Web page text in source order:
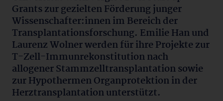
Grants zur gezielten Förderung junger
Wissenschafter:innen im Bereich der
Transplantationsforschung. Emilie Han und
Laurenz Wolner werden für ihre Projekte zur
T-Zell-Immunrekonstitution nach
allogener Stammzelltransplantation sowie
zur Hypothermen Organprotektion in der
Herztransplantation unterstützt.